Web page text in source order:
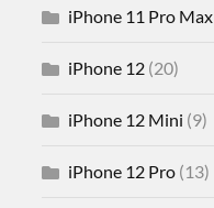
iPhone 11 Pro Max
iPhone 12 (20)
iPhone 12 Mini (9)
iPhone 12 Pro (13)